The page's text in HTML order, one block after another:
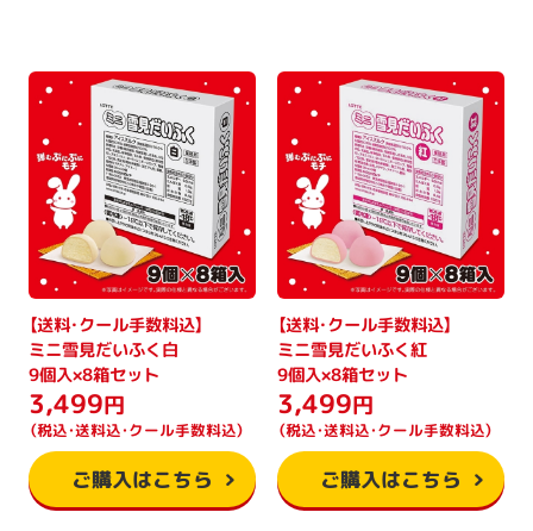
【送料・クール手数料込】
ミニ雪見だいふく白
9個入×8箱セット
3,499円
（税込・送料込・クール手数料込）
ご購入はこちら
【送料・クール手数料込】
ミニ雪見だいふく紅
9個入×8箱セット
3,499円
（税込・送料込・クール手数料込）
ご購入はこちら